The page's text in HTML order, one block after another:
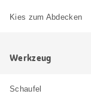
Kies zum Abdecken
Werkzeug
Schaufel